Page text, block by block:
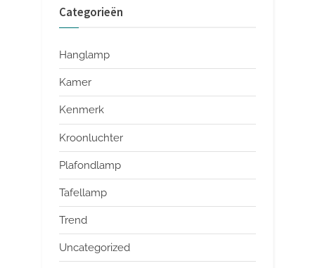
Categorieën
Hanglamp
Kamer
Kenmerk
Kroonluchter
Plafondlamp
Tafellamp
Trend
Uncategorized